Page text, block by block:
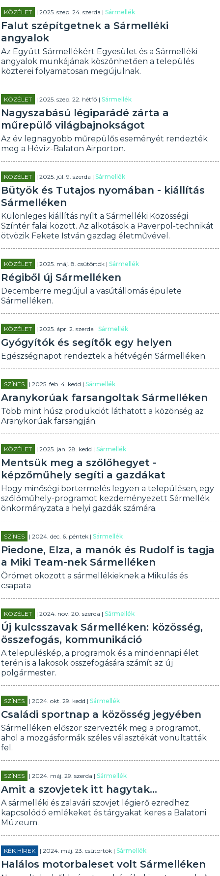
KÖZÉLET | 2025. szep. 24. szerda |Sármellék
Falut szépítgetnek a Sármelléki
angyalok
Az Együtt Sármellékért Egyesület és a Sármelléki
angyalok munkájának köszönhetően a település
közterei folyamatosan megújulnak.
KÖZÉLET | 2025. szep. 22. hétfő |Sármellék
Nagyszabású légiparádé zárta a
műrepülő világbajnokságot
Az év legnagyobb műrepülős eseményét rendezték
meg a Hévíz-Balaton Airporton.
KÖZÉLET | 2025. júl. 9. szerda |Sármellék
Bütyök és Tutajos nyomában - kiállítás
Sármelléken
Különleges kiállítás nyílt a Sármelléki Közösségi
Színtér falai között. Az alkotások a Paverpol-technikát
ötvözik Fekete István gazdag életművével.
KÖZÉLET | 2025. máj. 8. csütörtök |Sármellék
Régiből új Sármelléken
Decemberre megújul a vasútállomás épülete
Sármelléken.
KÖZÉLET | 2025. ápr. 2. szerda |Sármellék
Gyógyítók és segítők egy helyen
Egészségnapot rendeztek a hétvégén Sármelléken.
SZÍNES | 2025. feb. 4. kedd |Sármellék
Aranykorúak farsangoltak Sármelléken
Több mint húsz produkciót láthatott a közönség az
Aranykorúak farsangján.
KÖZÉLET | 2025. jan. 28. kedd |Sármellék
Mentsük meg a szőlőhegyet -
képzőműhely segíti a gazdákat
Hogy minőségi bortermelés legyen a településen, egy
szőlőműhely-programot kezdeményezett Sármellék
önkormányzata a helyi gazdák számára.
SZÍNES | 2024. dec. 6. péntek |Sármellék
Piedone, Elza, a manók és Rudolf is tagja
a Miki Team-nek Sármelléken
Örömet okozott a sármellékieknek a Mikulás és
csapata
KÖZÉLET | 2024. nov. 20. szerda |Sármellék
Új kulcsszavak Sármelléken: közösség,
összefogás, kommunikáció
A településkép, a programok és a mindennapi élet
terén is a lakosok összefogására számít az új
polgármester.
SZÍNES | 2024. okt. 29. kedd |Sármellék
Családi sportnap a közösség jegyében
Sármelléken először szervezték meg a programot,
ahol a mozgásformák széles választékát vonultatták
fel.
SZÍNES | 2024. máj. 29. szerda |Sármellék
Amit a szovjetek itt hagytak...
A sármelléki és zalavári szovjet légierő ezredhez
kapcsolódó emlékeket és tárgyakat keres a Balatoni
Múzeum.
KÉK HÍREK | 2024. máj. 23. csütörtök |Sármellék
Halálos motorbaleset volt Sármelléken